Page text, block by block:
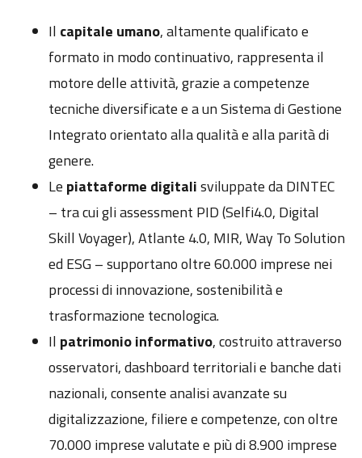
Il capitale umano, altamente qualificato e
formato in modo continuativo, rappresenta il
motore delle attività, grazie a competenze
tecniche diversificate e a un Sistema di Gestione
Integrato orientato alla qualità e alla parità di
genere.
Le piattaforme digitalisviluppate da DINTEC
– tra cui gli assessment PID (Selfi4.0, Digital
Skill Voyager), Atlante 4.0, MIR, Way To Solution
ed ESG – supportano oltre 60.000 imprese nei
processi di innovazione, sostenibilità e
trasformazione tecnologica.
Il patrimonio informativo, costruito attraverso
osservatori, dashboard territoriali e banche dati
nazionali, consente analisi avanzate su
digitalizzazione, filiere e competenze, con oltre
70.000 imprese valutate e più di 8.900 imprese